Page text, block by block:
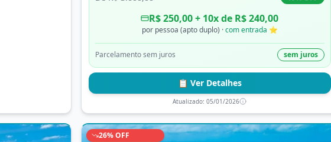
R$ 250,00+ 10x de R$ 240,00
por pessoa (apto duplo) ·com entrada ⭐
Parcelamento sem juros sem juros
📋 Ver Detalhes
Atualizado:05/01/2026
26% OFF